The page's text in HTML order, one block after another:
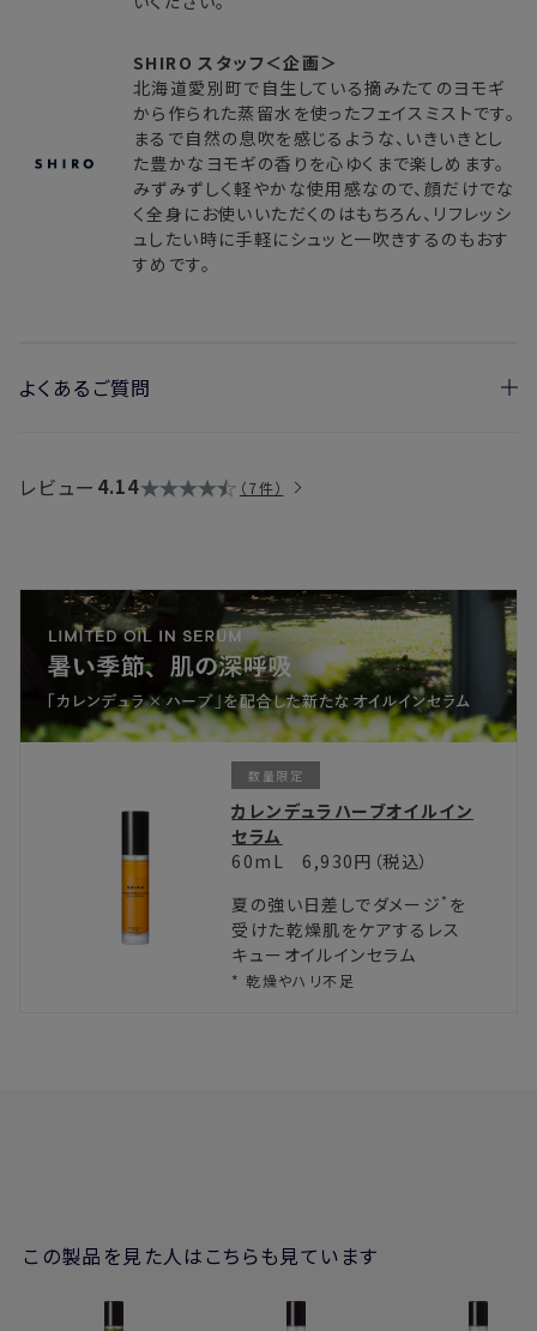
SHIRO スタッフ＜企画＞
北海道愛別町で自生している摘みたてのヨモギ
から作られた蒸留水を使ったフェイスミストです。
まるで自然の息吹を感じるような、いきいきとし
た豊かなヨモギの香りを心ゆくまで楽しめます。
みずみずしく軽やかな使用感なので、顔だけでな
く全身にお使いいただくのはもちろん、リフレッシ
ュしたい時に手軽にシュッと一吹きするのもおす
すめです。
よくあるご質問
に当たると色が変わる特性があるため、中身の液体の色が、濃
レビュー 4.14 7件
数量限定
カレンデュラハーブオイルイン
セラム
60mL 6,930円（税込）
夏の強い日差しでダメージ * を
受けた乾燥肌をケアするレス
キューオイルインセラム
* 乾燥やハリ不足
この製品を見た人はこちらも見ています